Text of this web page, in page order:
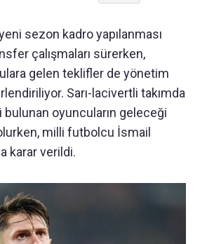
sezon kadro yapılanması
çalışmaları sürerken,
gelen teklifler de yönetim
Sarı-lacivertli takımda
oyuncuların geleceği
milli futbolcu İsmail
karar verildi.